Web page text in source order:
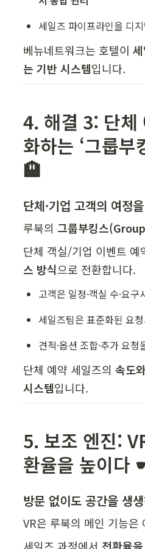
세일즈 파이프라인을 디
베뉴네트워크는 호텔이
는 기반 시스템입니다.
4. 해결 3: 단체
화하는 ‘그룹부
🏨
단체·기업 고객의 여정
루북의 그룹부킹스
단체 객실/기업 이벤트 예
스 방식으로 전환합니다.
고객은 일정·객실 수·요
세일즈팀은 표준화된 요
견적·옵션 조합·추가 요청
단체 예약 세일즈의 속도
시스템입니다.
5. 보조 엔진:
환율을 높이다
방문 없이도 공간을 생
VR은 루북의 메인 기능은